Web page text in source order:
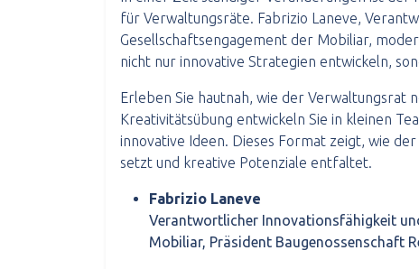
für Verwaltungsräte. Fabrizio Laneve,
Gesellschaftsengagement der Mobiliar,
nicht nur innovative Strategien entwickeln,
Erleben Sie hautnah, wie der Verwaltungsrat
Kreativitätsübung entwickeln Sie in kleinen
innovative Ideen. Dieses Format zeigt, wie
setzt und kreative Potenziale entfaltet.
Fabrizio Laneve
Verantwortlicher Innovationsfähigkeit
Mobiliar, Präsident Baugenossenschaft